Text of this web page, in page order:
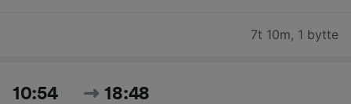
7t 10m, 1 bytte
10:54 18:48